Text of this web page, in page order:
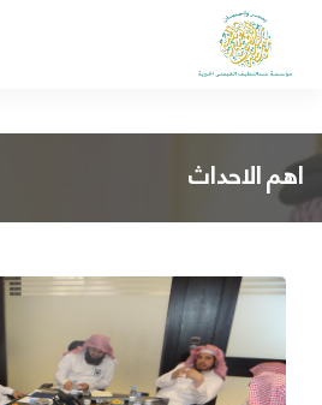
الرئيسية
المؤسسة
اهم الاحداث